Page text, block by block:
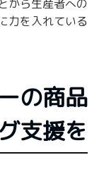
から生産者への
力を入れている
の商品
支援を